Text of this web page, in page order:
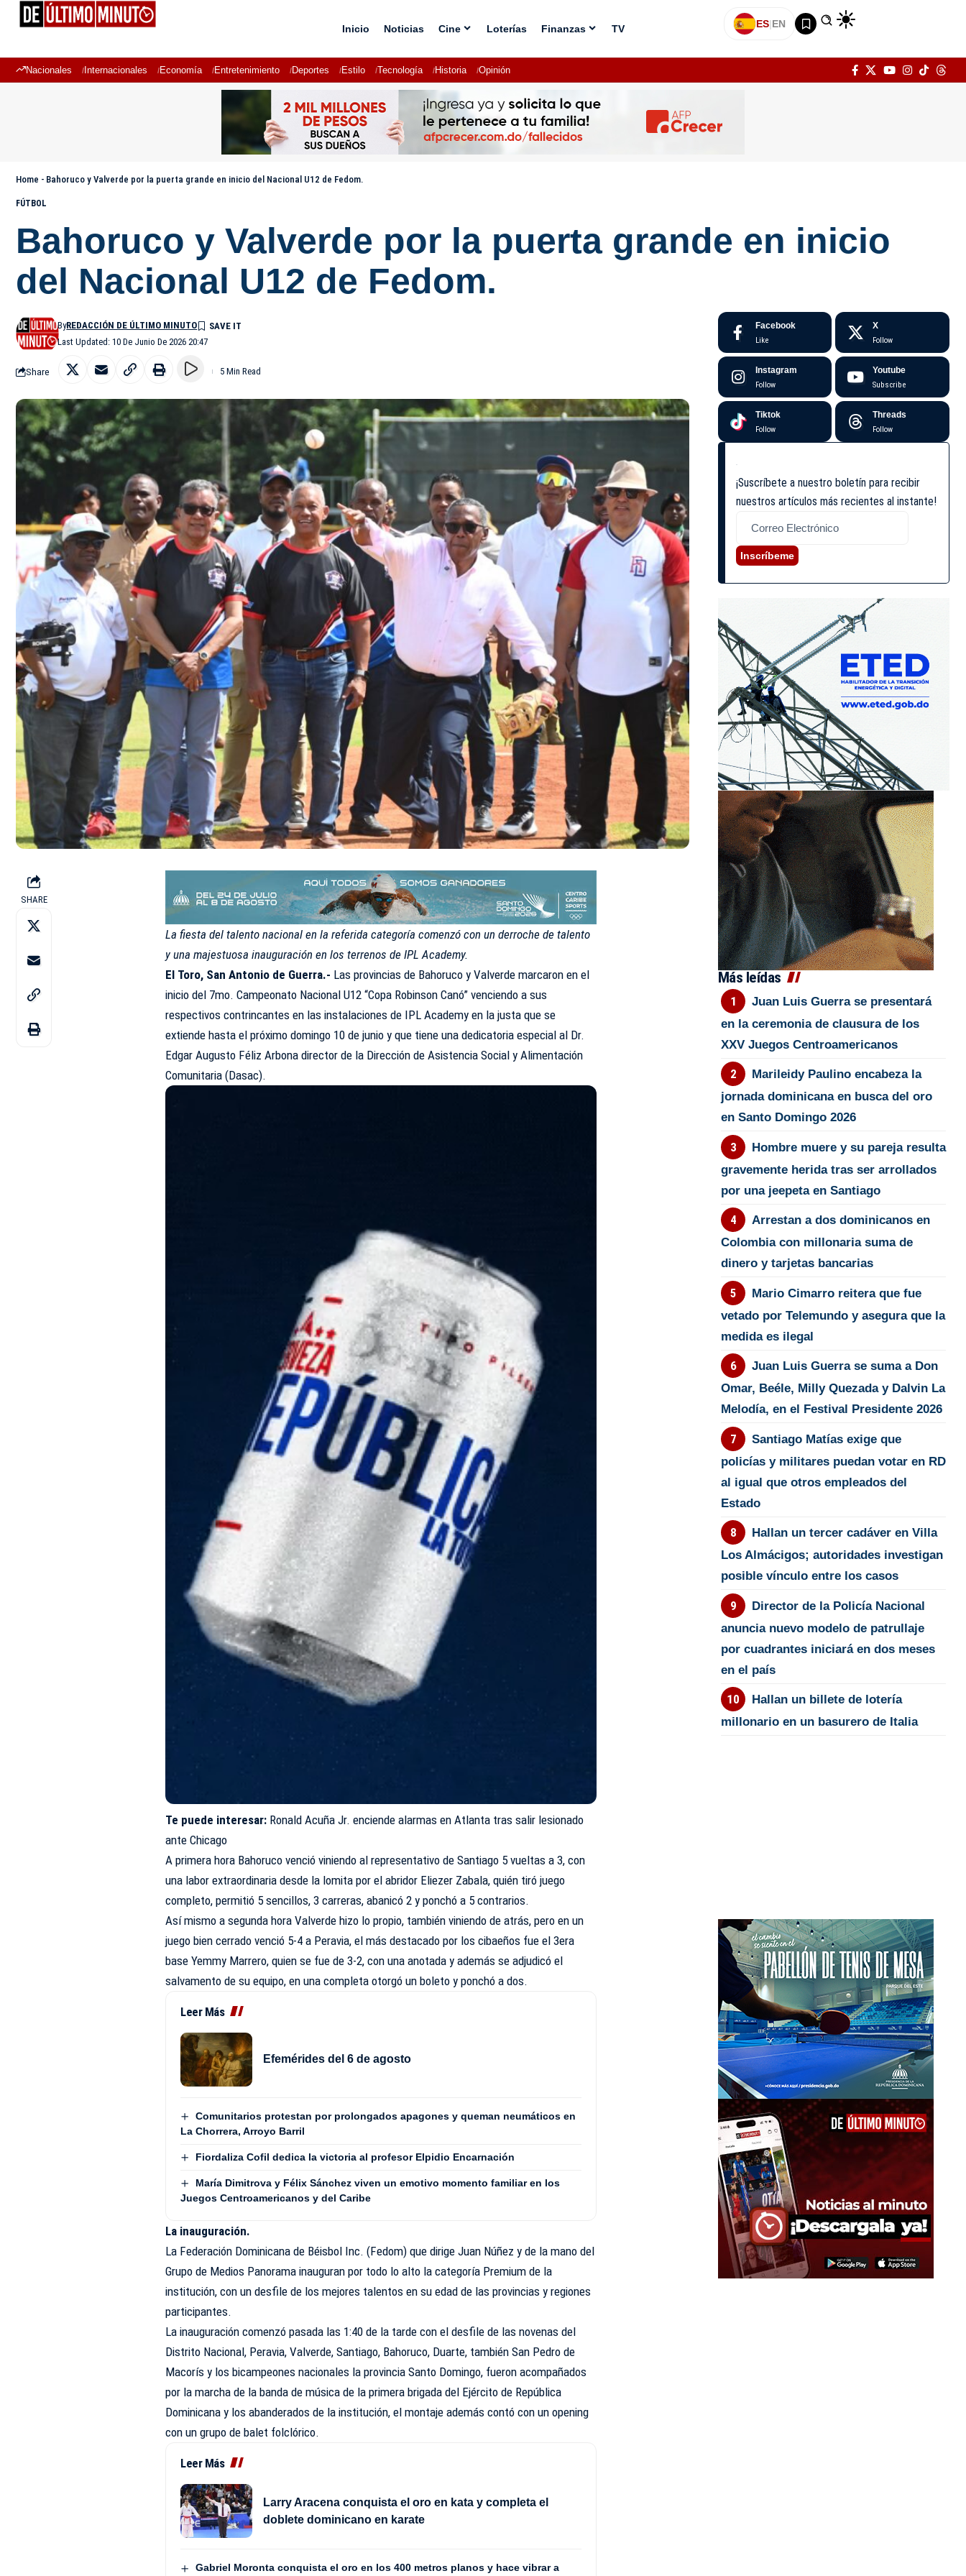
Inicio Noticias Cine Loterías Finanzas TV ES|EN
Nacionales Internacionales Economía Entretenimiento Deportes Estilo Tecnología Historia Opinión
Home - Bahoruco y Valverde por la puerta grande en inicio del Nacional U12 de Fedom.
FÚTBOL
Bahoruco y Valverde por la puerta grande en inicio
del Nacional U12 de Fedom.
Last Updated: 10 De Junio De 2026 20:47
ByREDACCIÓN DE ÚLTIMO MINUTO
Share 5 Min Read
SHARE
La fiesta del talento nacional en la referida categoría comenzó con un derroche de talento
y una majestuosa inauguración en los terrenos de IPL Academy.
El Toro, San Antonio de Guerra.- Las provincias de Bahoruco y Valverde marcaron en el
inicio del 7mo. Campeonato Nacional U12 “Copa Robinson Canó” venciendo a sus
respectivos contrincantes en las instalaciones de IPL Academy en la justa que se
extiende hasta el próximo domingo 10 de junio y que tiene una dedicatoria especial al Dr.
Edgar Augusto Féliz Arbona director de la Dirección de Asistencia Social y Alimentación
Comunitaria (Dasac).
Te puede interesar: Ronald Acuña Jr. enciende alarmas en Atlanta tras salir lesionado
ante Chicago
A primera hora Bahoruco venció viniendo al representativo de Santiago 5 vueltas a 3, con
una labor extraordinaria desde la lomita por el abridor Eliezer Zabala, quién tiró juego
completo, permitió 5 sencillos, 3 carreras, abanicó 2 y ponchó a 5 contrarios.
Así mismo a segunda hora Valverde hizo lo propio, también viniendo de atrás, pero en un
juego bien cerrado venció 5-4 a Peravia, el más destacado por los cibaeños fue el 3era
base Yemmy Marrero, quien se fue de 3-2, con una anotada y además se adjudicó el
salvamento de su equipo, en una completa otorgó un boleto y ponchó a dos.
Leer Más
Efemérides del 6 de agosto
Comunitarios protestan por prolongados apagones y queman neumáticos en
La Chorrera, Arroyo Barril
Fiordaliza Cofil dedica la victoria al profesor Elpidio Encarnación
María Dimitrova y Félix Sánchez viven un emotivo momento familiar en los
Juegos Centroamericanos y del Caribe
La inauguración.
La Federación Dominicana de Béisbol Inc. (Fedom) que dirige Juan Núñez y de la mano del
Grupo de Medios Panorama inauguran por todo lo alto la categoría Premium de la
institución, con un desfile de los mejores talentos en su edad de las provincias y regiones
participantes.
La inauguración comenzó pasada las 1:40 de la tarde con el desfile de las novenas del
Distrito Nacional, Peravia, Valverde, Santiago, Bahoruco, Duarte, también San Pedro de
Macorís y los bicampeones nacionales la provincia Santo Domingo, fueron acompañados
por la marcha de la banda de música de la primera brigada del Ejército de República
Dominicana y los abanderados de la institución, el montaje además contó con un opening
con un grupo de balet folclórico.
Leer Más
Larry Aracena conquista el oro en kata y completa el
doblete dominicano en karate
Gabriel Moronta conquista el oro en los 400 metros planos y hace vibrar a
Facebook
Like
X
Follow
Instagram
Follow
Youtube
Subscribe
Tiktok
Follow
Threads
Follow
¡Suscríbete a nuestro boletín para recibir
nuestros artículos más recientes al instante!
Inscríbeme
Más leídas
Juan Luis Guerra se presentará
en la ceremonia de clausura de los
XXV Juegos Centroamericanos
Marileidy Paulino encabeza la
jornada dominicana en busca del oro
en Santo Domingo 2026
Hombre muere y su pareja resulta
gravemente herida tras ser arrollados
por una jeepeta en Santiago
Arrestan a dos dominicanos en
Colombia con millonaria suma de
dinero y tarjetas bancarias
Mario Cimarro reitera que fue
vetado por Telemundo y asegura que la
medida es ilegal
Juan Luis Guerra se suma a Don
Omar, Beéle, Milly Quezada y Dalvin La
Melodía, en el Festival Presidente 2026
Santiago Matías exige que
policías y militares puedan votar en RD
al igual que otros empleados del
Estado
Hallan un tercer cadáver en Villa
Los Almácigos; autoridades investigan
posible vínculo entre los casos
Director de la Policía Nacional
anuncia nuevo modelo de patrullaje
por cuadrantes iniciará en dos meses
en el país
Hallan un billete de lotería
millonario en un basurero de Italia